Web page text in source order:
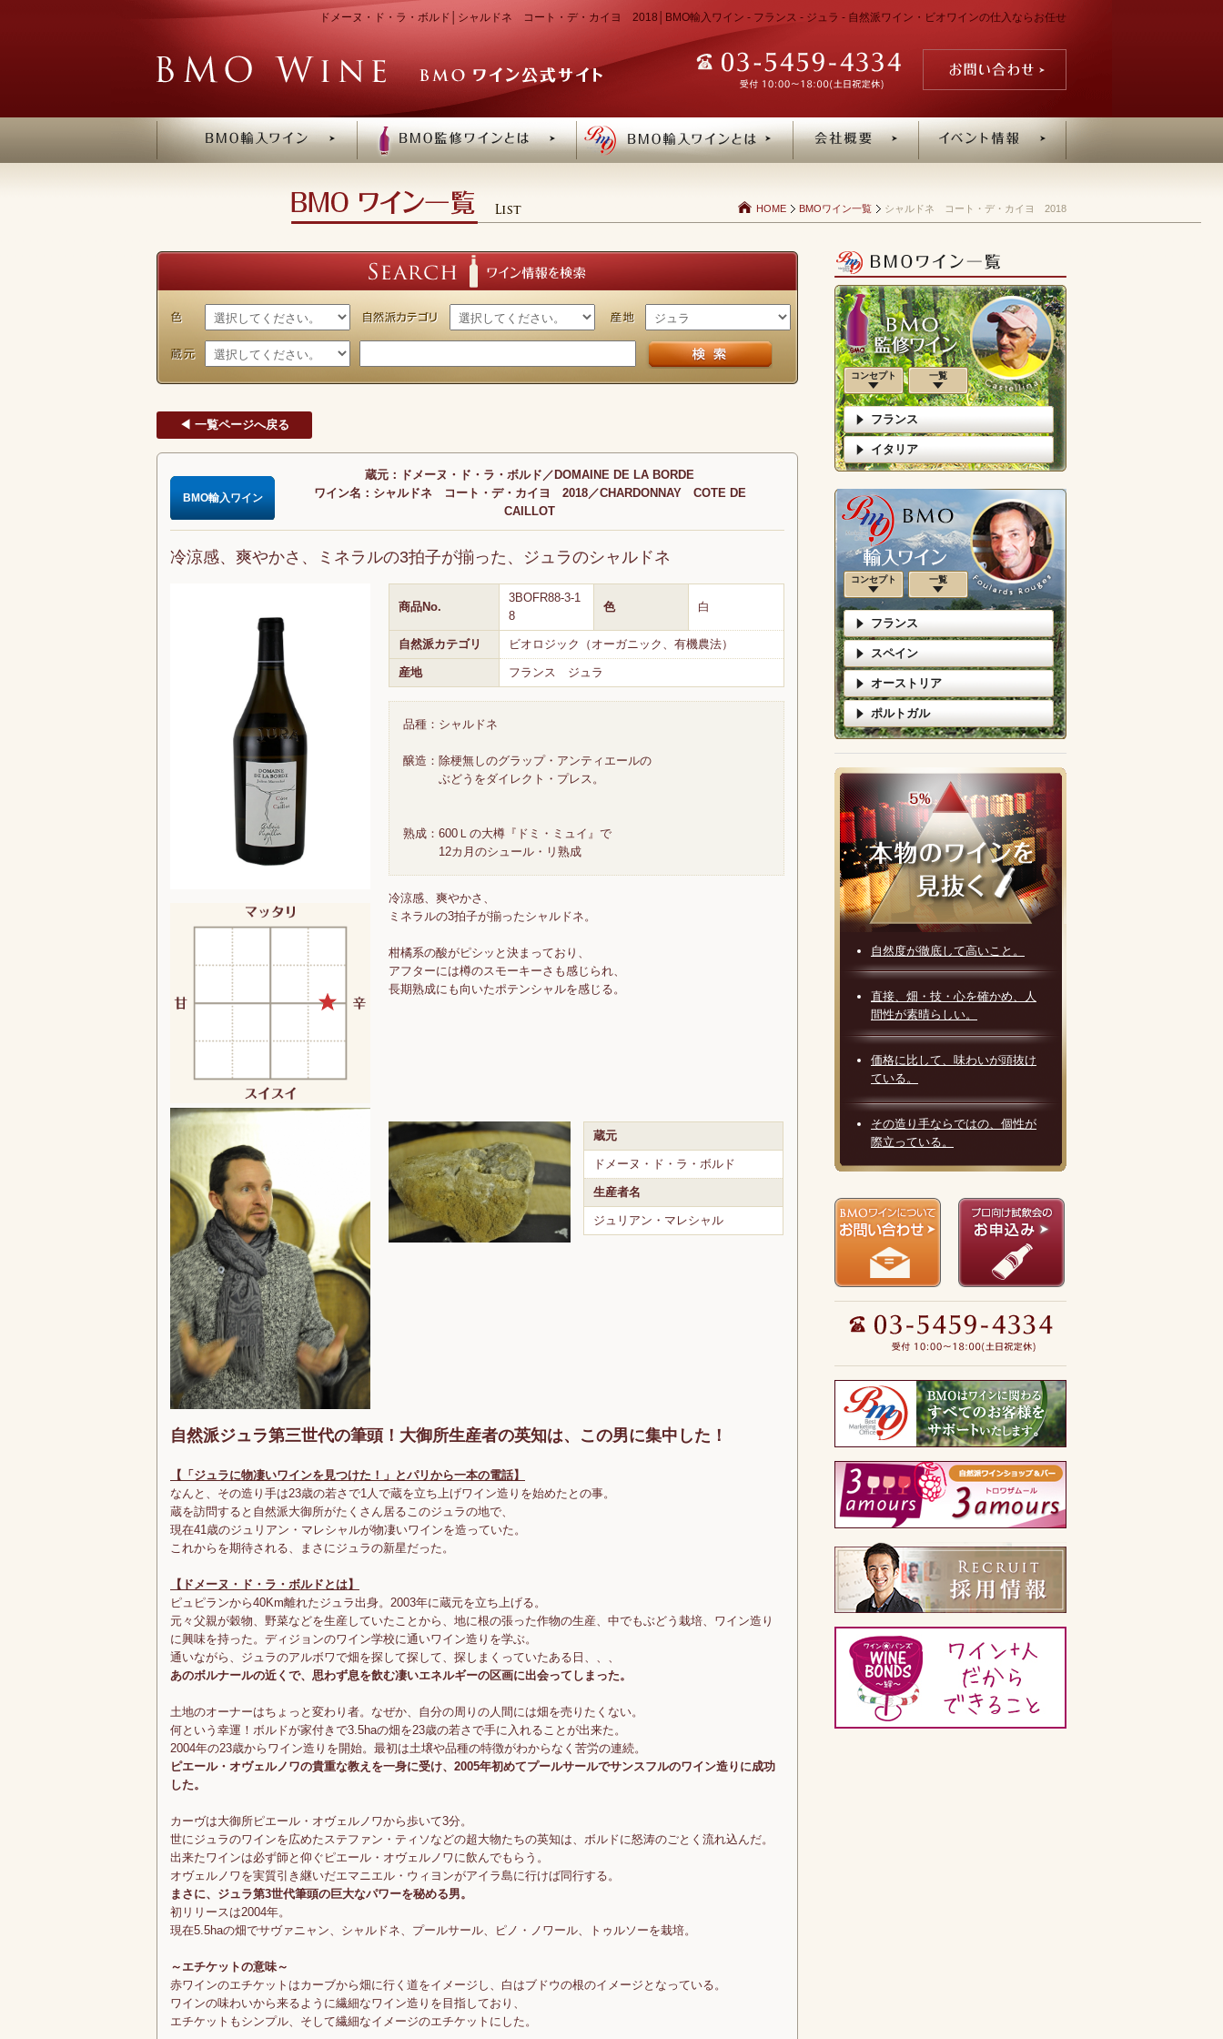
ドメーヌ・ド・ラ・ボルド│シャルドネ コート・デ・カイヨ 2018│BMO輸入ワイン - フランス - ジュラ - 自然派ワイン・ビオワインの仕入ならお任せ
HOME BMOワイン一覧 シャルドネ コート・デ・カイヨ 2018
◀ 一覧ページへ戻る
BMO輸入ワイン
蔵元：ドメーヌ・ド・ラ・ボルド／DOMAINE DE LA BORDE
ワイン名：シャルドネ コート・デ・カイヨ 2018／CHARDONNAY COTE DE
CAILLOT
冷涼感、爽やかさ、ミネラルの3拍子が揃った、ジュラのシャルドネ
商品No.
3BOFR88-3-1
8
色 白
自然派カテゴリ ビオロジック（オーガニック、有機農法）
産地 フランス ジュラ
品種：シャルドネ
醸造：除梗無しのグラップ・アンティエールの
ぶどうをダイレクト・プレス。
熟成：600Ｌの大樽『ドミ・ミュイ』で
12カ月のシュール・リ熟成
冷涼感、爽やかさ、
ミネラルの3拍子が揃ったシャルドネ。
柑橘系の酸がピシッと決まっており、
アフターには樽のスモーキーさも感じられ、
長期熟成にも向いたポテンシャルを感じる。
蔵元
ドメーヌ・ド・ラ・ボルド
生産者名
ジュリアン・マレシャル
自然派ジュラ第三世代の筆頭！大御所生産者の英知は、この男に集中した！
【「ジュラに物凄いワインを見つけた！」とパリから一本の電話】
なんと、その造り手は23歳の若さで1人で蔵を立ち上げワイン造りを始めたとの事。
蔵を訪問すると自然派大御所がたくさん居るこのジュラの地で、
現在41歳のジュリアン・マレシャルが物凄いワインを造っていた。
これからを期待される、まさにジュラの新星だった。
【ドメーヌ・ド・ラ・ボルドとは】
ピュピランから40Km離れたジュラ出身。2003年に蔵元を立ち上げる。
元々父親が穀物、野菜などを生産していたことから、地に根の張った作物の生産、中でもぶどう栽培、ワイン造り
に興味を持った。ディジョンのワイン学校に通いワイン造りを学ぶ。
通いながら、ジュラのアルボワで畑を探して探して、探しまくっていたある日、、、
あのボルナールの近くで、思わず息を飲む凄いエネルギーの区画に出会ってしまった。
土地のオーナーはちょっと変わり者。なぜか、自分の周りの人間には畑を売りたくない。
何という幸運！ボルドが家付きで3.5haの畑を23歳の若さで手に入れることが出来た。
2004年の23歳からワイン造りを開始。最初は土壌や品種の特徴がわからなく苦労の連続。
ピエール・オヴェルノワの貴重な教えを一身に受け、2005年初めてプールサールでサンスフルのワイン造りに成功
した。
カーヴは大御所ピエール・オヴェルノワから歩いて3分。
世にジュラのワインを広めたステファン・ティソなどの超大物たちの英知は、ボルドに怒涛のごとく流れ込んだ。
出来たワインは必ず師と仰ぐピエール・オヴェルノワに飲んでもらう。
オヴェルノワを実質引き継いだエマニエル・ウィヨンがアイラ島に行けば同行する。
まさに、ジュラ第3世代筆頭の巨大なパワーを秘める男。
初リリースは2004年。
現在5.5haの畑でサヴァニャン、シャルドネ、プールサール、ピノ・ノワール、トゥルソーを栽培。
～エチケットの意味～
赤ワインのエチケットはカーブから畑に行く道をイメージし、白はブドウの根のイメージとなっている。
ワインの味わいから来るように繊細なワイン造りを目指しており、
エチケットもシンプル、そして繊細なイメージのエチケットにした。
コンセプト 一覧
フランス
イタリア
コンセプト 一覧
フランス
スペイン
オーストリア
ポルトガル
自然度が徹底して高いこと。
直接、畑・技・心を確かめ、人
間性が素晴らしい。
価格に比して、味わいが頭抜け
ている。
その造り手ならではの、個性が
際立っている。